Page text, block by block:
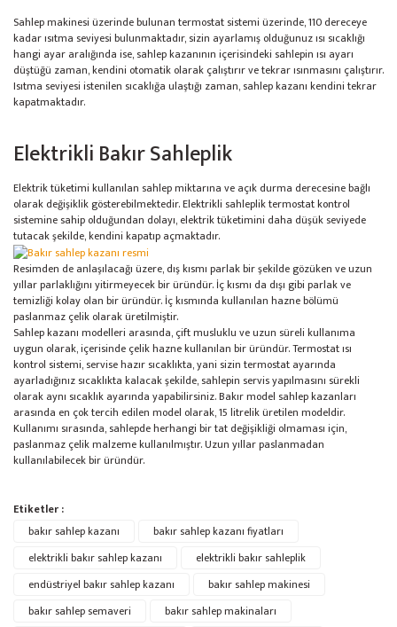
Sahlep makinesi üzerinde bulunan termostat sistemi üzerinde, 110 dereceye
kadar ısıtma seviyesi bulunmaktadır, sizin ayarlamış olduğunuz ısı sıcaklığı
hangi ayar aralığında ise, sahlep kazanının içerisindeki sahlepin ısı ayarı
düştüğü zaman, kendini otomatik olarak çalıştırır ve tekrar ısınmasını çalıştırır.
Isıtma seviyesi istenilen sıcaklığa ulaştığı zaman, sahlep kazanı kendini tekrar
kapatmaktadır.
Elektrikli Bakır Sahleplik
Elektrik tüketimi kullanılan sahlep miktarına ve açık durma derecesine bağlı
olarak değişiklik gösterebilmektedir. Elektrikli sahleplik termostat kontrol
sistemine sahip olduğundan dolayı, elektrik tüketimini daha düşük seviyede
tutacak şekilde, kendini kapatıp açmaktadır.
Resimden de anlaşılacağı üzere, dış kısmı parlak bir şekilde gözüken ve uzun
yıllar parlaklığını yitirmeyecek bir üründür. İç kısmı da dışı gibi parlak ve
temizliği kolay olan bir üründür. İç kısmında kullanılan hazne bölümü
paslanmaz çelik olarak üretilmiştir.
Sahlep kazanı modelleri arasında, çift musluklu ve uzun süreli kullanıma
uygun olarak, içerisinde çelik hazne kullanılan bir üründür. Termostat ısı
kontrol sistemi, servise hazır sıcaklıkta, yani sizin termostat ayarında
ayarladığınız sıcaklıkta kalacak şekilde, sahlepin servis yapılmasını sürekli
olarak aynı sıcaklık ayarında yapabilirsiniz. Bakır model sahlep kazanları
arasında en çok tercih edilen model olarak, 15 litrelik üretilen modeldir.
Kullanımı sırasında, sahlepde herhangi bir tat değişikliği olmaması için,
paslanmaz çelik malzeme kullanılmıştır. Uzun yıllar paslanmadan
kullanılabilecek bir üründür.
Bu ürüne ilk yorumu siz yapın!
Yorum Yaz
Ürün hakkında henüz soru sorulmamış.
Soru Sor
Bu ürünün fiyat bilgisi, resim, ürün açıklamalarında ve diğer konularda
yetersiz gördüğünüz noktaları öneri formunu kullanarak tarafımıza
iletebilirsiniz.
Görüş ve önerileriniz için teşekkür ederiz.
Etiketler :
bakır sahlep kazanı
bakır sahlep kazanı fiyatları
elektrikli bakır sahlep kazanı
elektrikli bakır sahleplik
endüstriyel bakır sahlep kazanı
bakır sahlep makinesi
bakır sahlep semaveri
bakır sahlep makinaları